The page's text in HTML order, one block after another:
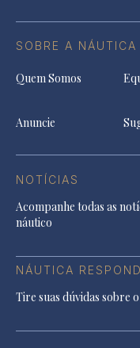
SOBRE A NÁUTICA
Quem Somos
Anuncie
NOTÍCIAS
Acompanhe todas as
náutico
NÁUTICA
Tire suas dúvidas sobre